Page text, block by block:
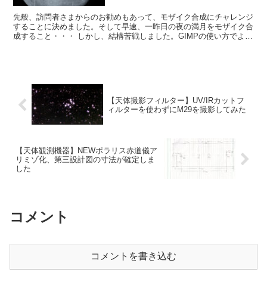
先般、訪問者さまからのお勧めもあって、モザイク合成にチャレンジ
することに決めました。そして早速、一昨日の夜の満月をモザイク合
成すること・・・ しかし、結構苦戦しました。GIMPの使い方でよく
【天体撮影フィルター】UV/IRカットフ
ィルターを使わずにM29を撮影してみた
【天体観測機器】NEWポラリス赤道儀ア
リミゾ化、第三設計図の寸法が確定しま
した
コメント
コメントを書き込む